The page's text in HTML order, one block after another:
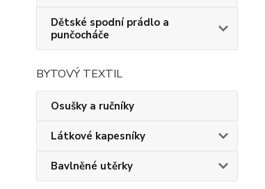
Dětské spodní prádlo a
punčocháče
BYTOVÝ TEXTIL
Osušky a ručníky
Látkové kapesníky
Bavlněné utěrky